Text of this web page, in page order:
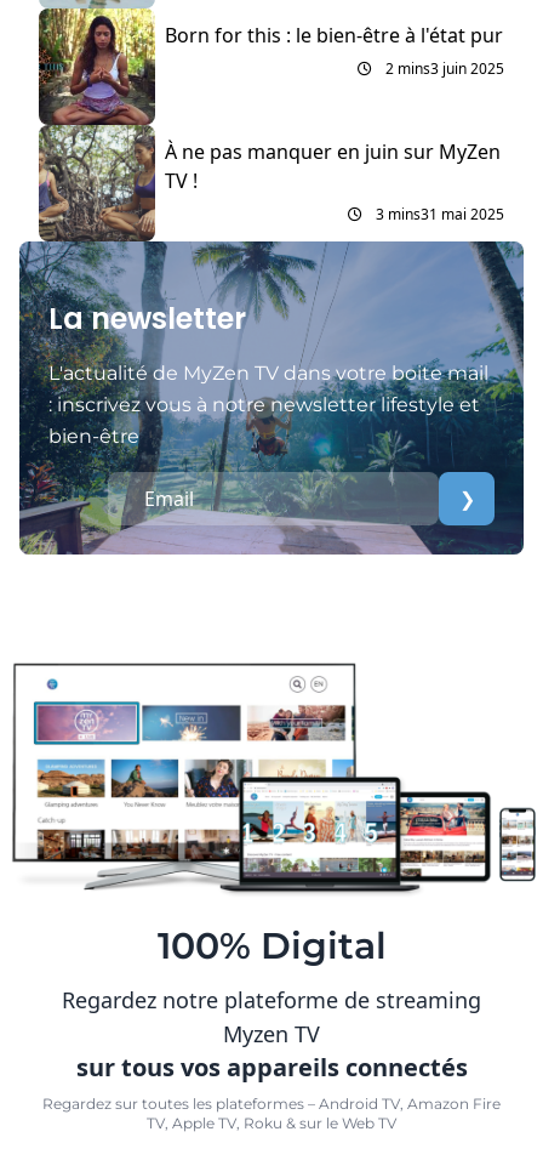
Born for this : le bien-être à l'état pur
2 mins3 juin 2025
À ne pas manquer en juin sur MyZen
TV !
3 mins31 mai 2025
La newsletter
L'actualité de MyZen TV dans votre boite mail
: inscrivez vous à notre newsletter lifestyle et
bien-être
❯
100% Digital
Regardez notre plateforme de streaming
Myzen TV
sur tous vos appareils connectés
Regardez sur toutes les plateformes – Android TV, Amazon Fire
TV, Apple TV, Roku & sur le Web TV